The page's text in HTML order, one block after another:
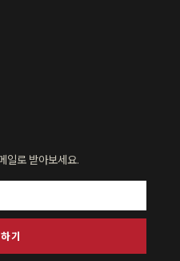
일로 받아보세요.
기